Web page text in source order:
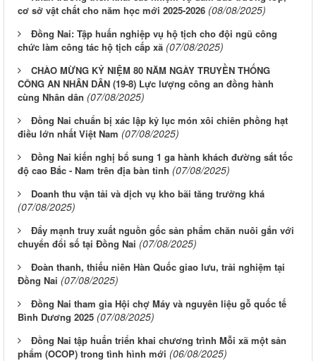
cơ sở vật chất cho năm học mới 2025-2026 (08/08/2025)
Đồng Nai: Tập huấn nghiệp vụ hộ tịch cho đội ngũ công
chức làm công tác hộ tịch cấp xã (07/08/2025)
CHÀO MỪNG KỶ NIỆM 80 NĂM NGÀY TRUYỀN THỐNG
CÔNG AN NHÂN DÂN (19-8) Lực lượng công an đồng hành
cùng Nhân dân (07/08/2025)
Đồng Nai chuẩn bị xác lập kỷ lục món xôi chiên phồng hạt
điều lớn nhất Việt Nam (07/08/2025)
Đồng Nai kiến nghị bổ sung 1 ga hành khách đường sắt tốc
độ cao Bắc - Nam trên địa bàn tỉnh (07/08/2025)
Doanh thu vận tải và dịch vụ kho bãi tăng trưởng khá
(07/08/2025)
Đẩy mạnh truy xuất nguồn gốc sản phẩm chăn nuôi gắn với
chuyển đổi số tại Đồng Nai (07/08/2025)
Đoàn thanh, thiếu niên Hàn Quốc giao lưu, trải nghiệm tại
Đồng Nai (07/08/2025)
Đồng Nai tham gia Hội chợ Máy và nguyên liệu gỗ quốc tế
Bình Dương 2025 (07/08/2025)
Đồng Nai tập huấn triển khai chương trình Mỗi xã một sản
phẩm (OCOP) trong tình hình mới (06/08/2025)